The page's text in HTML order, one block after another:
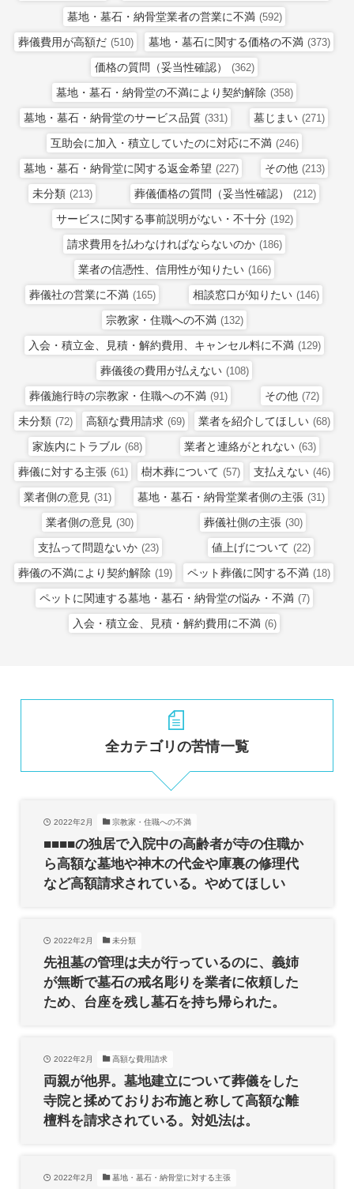
墓地・墓石・納骨堂業者の営業に不満 (592)
葬儀費用が高額だ (510) 墓地・墓石に関する価格の不満 (373)
価格の質問（妥当性確認） (362)
墓地・墓石・納骨堂の不満により契約解除 (358)
墓地・墓石・納骨堂のサービス品質 (331) 墓じまい (271)
互助会に加入・積立していたのに対応に不満 (246)
墓地・墓石・納骨堂に関する返金希望 (227) その他 (213)
未分類 (213) 葬儀価格の質問（妥当性確認） (212)
サービスに関する事前説明がない・不十分 (192)
請求費用を払わなければならないのか (186)
業者の信憑性、信用性が知りたい (166)
葬儀社の営業に不満 (165) 相談窓口が知りたい (146)
宗教家・住職への不満 (132)
入会・積立金、見積・解約費用、キャンセル料に不満 (129)
葬儀後の費用が払えない (108)
葬儀施行時の宗教家・住職への不満 (91) その他 (72)
未分類 (72) 高額な費用請求 (69) 業者を紹介してほしい (68)
家族内にトラブル (68) 業者と連絡がとれない (63)
葬儀に対する主張 (61) 樹木葬について (57) 支払えない (46)
業者側の意見 (31) 墓地・墓石・納骨堂業者側の主張 (31)
業者側の意見 (30) 葬儀社側の主張 (30)
支払って問題ないか (23) 値上げについて (22)
葬儀の不満により契約解除 (19) ペット葬儀に関する不満 (18)
ペットに関連する墓地・墓石・納骨堂の悩み・不満 (7)
入会・積立金、見積・解約費用に不満 (6)
全カテゴリの苦情一覧
2022年2月 宗教家・住職への不満
■■■■の独居で入院中の高齢者が寺の住職か
ら高額な墓地や神木の代金や庫裏の修理代
など高額請求されている。やめてほしい
2022年2月 未分類
先祖墓の管理は夫が行っているのに、義姉
が無断で墓石の戒名彫りを業者に依頼した
ため、台座を残し墓石を持ち帰られた。
2022年2月 高額な費用請求
両親が他界。墓地建立について葬儀をした
寺院と揉めておりお布施と称して高額な離
檀料を請求されている。対処法は。
2022年2月 墓地・墓石・納骨堂に対する主張